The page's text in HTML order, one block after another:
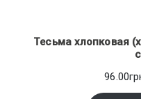
Тесьма хлопковая
96.00